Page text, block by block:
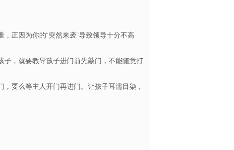
正因为你的“突然来袭”导致领导十分不高
，就要教导孩子进门前先敲门，不能随意打
要么等主人开门再进门。让孩子耳濡目染，